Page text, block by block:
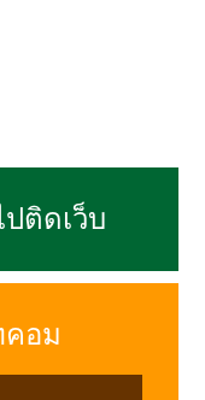
ติดเว็บ
อม